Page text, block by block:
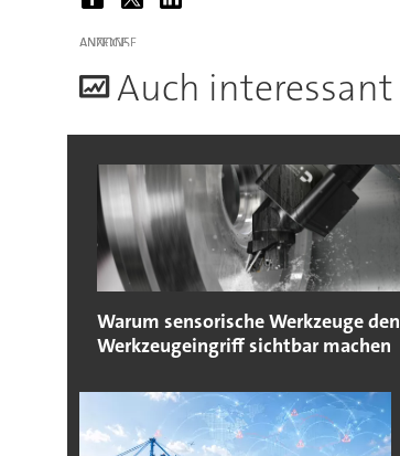
ANZEIGE
Auch interessant
Warum sensorische Werkzeuge den
Werkzeugeingriff sichtbar machen